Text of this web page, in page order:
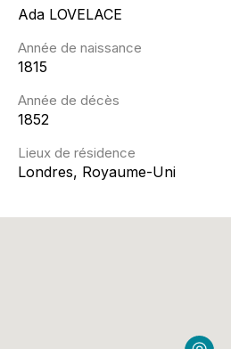
Ada LOVELACE
Année de naissance
1815
Année de décès
1852
Lieux de résidence
Londres, Royaume-Uni